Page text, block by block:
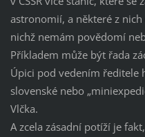
astronomií, a některé z
nichž nemám povědomí
Příkladem může být řada
Úpici pod vedením ředitele
slovenské nebo
Vlčka.
A zcela zásadní potíží je